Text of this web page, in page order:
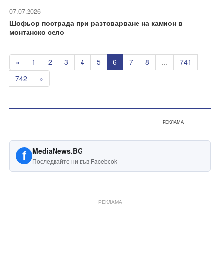
07.07.2026
Шофьор пострада при разтоварване на камион в
монтанско село
« 1 2 3 4 5 6 7 8 ...
741
742
»
РЕКЛАМА
f MediaNews.BG
Последвайте ни във Facebook
РЕКЛАМА